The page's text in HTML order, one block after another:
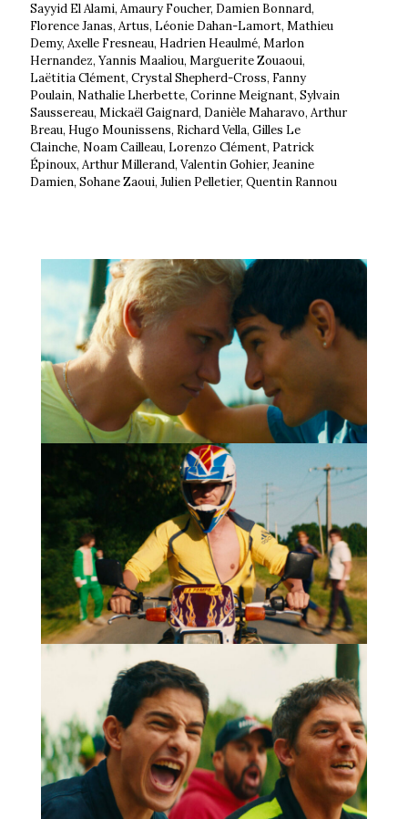
Sayyid El Alami, Amaury Foucher, Damien Bonnard,
Florence Janas, Artus, Léonie Dahan-Lamort, Mathieu
Demy, Axelle Fresneau, Hadrien Heaulmé, Marlon
Hernandez, Yannis Maaliou, Marguerite Zouaoui,
Laëtitia Clément, Crystal Shepherd-Cross, Fanny
Poulain, Nathalie Lherbette, Corinne Meignant, Sylvain
Saussereau, Mickaël Gaignard, Danièle Maharavo, Arthur
Breau, Hugo Mounissens, Richard Vella, Gilles Le
Clainche, Noam Cailleau, Lorenzo Clément, Patrick
Épinoux, Arthur Millerand, Valentin Gohier, Jeanine
Damien, Sohane Zaoui, Julien Pelletier, Quentin Rannou